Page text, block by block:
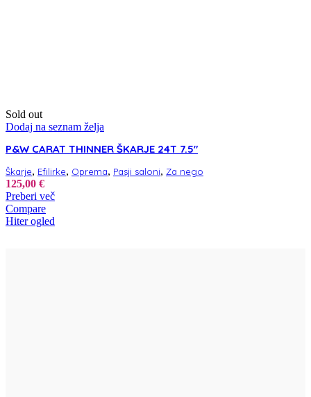
Sold out
Dodaj na seznam želja
P&W CARAT THINNER ŠKARJE 24T 7.5″
Škarje, Efilirke, Oprema, Pasji saloni, Za nego
125,00 €
Preberi več
Compare
Hiter ogled